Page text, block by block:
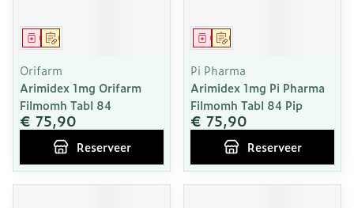
Op voorschrift
Geneesmiddel
Orifarm
Arimidex 1mg Orifarm
Filmomh Tabl 84
€ 75,90
Reserveer
Op voorschrift
Geneesmiddel
Pi Pharma
Arimidex 1mg Pi Pharma
Filmomh Tabl 84 Pip
€ 75,90
Reserveer